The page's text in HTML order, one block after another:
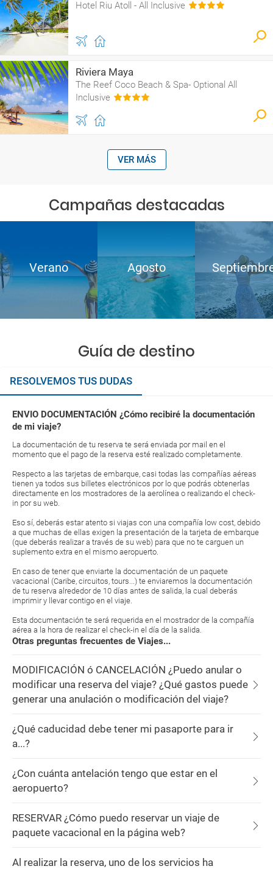
Hotel Riu Atoll - All Inclusive
Riviera Maya
The Reef Coco Beach & Spa- Optional All
Inclusive
VER MÁS
Campañas destacadas
Verano Agosto
Guía de destino
RESOLVEMOS TUS DUDAS
ENVIO DOCUMENTACIÓN ¿Cómo recibiré la documentación
de mi viaje?
La documentación de tu reserva te será enviada por mail en el
momento que el pago de la reserva esté realizado completamente.
Respecto a las tarjetas de embarque, casi todas las compañías aéreas
tienen ya todos sus billetes electrónicos por lo que podrás obtenerlas
directamente en los mostradores de la aerolínea o realizando el check-
in por su web.
Eso sí, deberás estar atento si viajas con una compañía low cost, debido
a que muchas de ellas exigen la presentación de la tarjeta de embarque
(que deberás realizar a través de su web) para que no te carguen un
suplemento extra en el mismo aeropuerto.
En caso de tener que enviarte la documentación de un paquete
vacacional (Caribe, circuitos, tours...) te enviaremos la documentación
de tu reserva alrededor de 10 días antes de salida, la cual deberás
imprimir y llevar contigo en el viaje.
Esta documentación te será requerida en el mostrador de la compañía
aérea a la hora de realizar el check-in el día de la salida.
Otras preguntas frecuentes de Viajes...
MODIFICACIÓN ó CANCELACIÓN ¿Puedo anular o
modificar una reserva del viaje? ¿Qué gastos puede
generar una anulación o modificación del viaje?
¿Qué caducidad debe tener mi pasaporte para ir
a...?
¿Con cuánta antelación tengo que estar en el
aeropuerto?
RESERVAR ¿Cómo puedo reservar un viaje de
paquete vacacional en la página web?
Al realizar la reserva, uno de los servicios ha